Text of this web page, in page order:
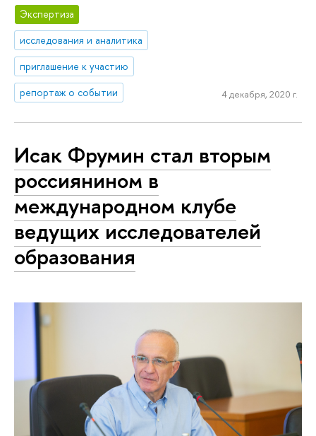
Экспертиза
исследования и аналитика
приглашение к участию
репортаж о событии
4 декабря, 2020 г.
Исак Фрумин стал вторым
россиянином в
международном клубе
ведущих исследователей
образования